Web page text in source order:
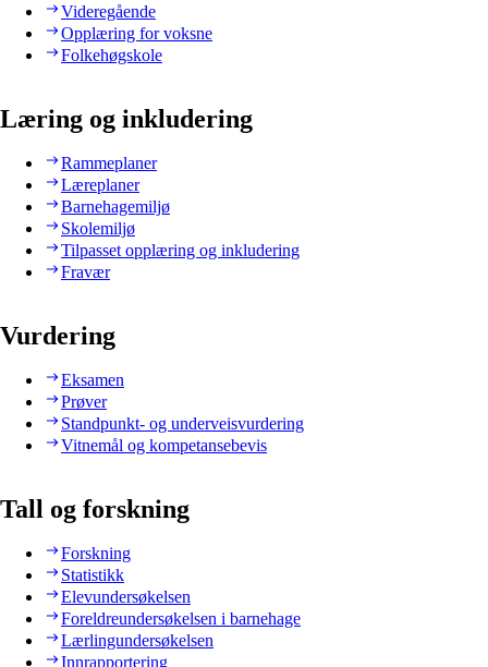
Videregående
Opplæring for voksne
Folkehøgskole
Læring og inkludering
Rammeplaner
Læreplaner
Barnehagemiljø
Skolemiljø
Tilpasset opplæring og inkludering
Fravær
Vurdering
Eksamen
Prøver
Standpunkt- og underveisvurdering
Vitnemål og kompetansebevis
Tall og forskning
Forskning
Statistikk
Elevundersøkelsen
Foreldreundersøkelsen i barnehage
Lærlingundersøkelsen
Innrapportering